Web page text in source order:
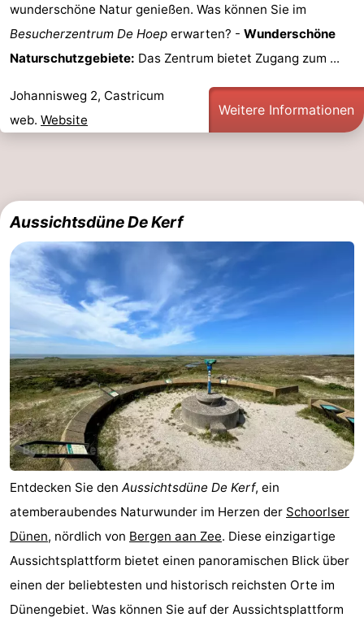
wunderschöne Natur genießen. Was können Sie im
Besucherzentrum De Hoep erwarten? - Wunderschöne
Naturschutzgebiete: Das Zentrum bietet Zugang zum ...
Johannisweg 2, Castricum
web. Website
Weitere Informationen
Aussichtsdüne De Kerf
Entdecken Sie den Aussichtsdüne De Kerf, ein
atemberaubendes Naturwunder im Herzen der Schoorlser
Dünen, nördlich von Bergen aan Zee. Diese einzigartige
Aussichtsplattform bietet einen panoramischen Blick über
einen der beliebtesten und historisch reichsten Orte im
Dünengebiet. Was können Sie auf der Aussichtsplattform